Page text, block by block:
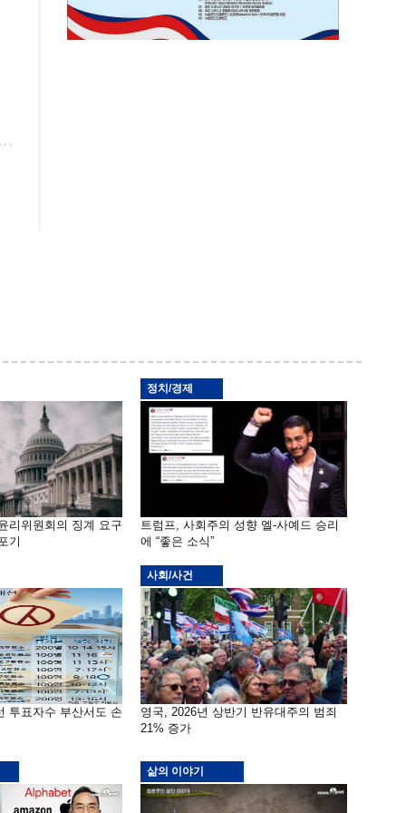
리위원회의 징계 요구
기
정치/경제
트럼프, 사회주의 성향 엘-사예드 승리
에 “좋은 소식”
투표자수 부산서도 손
사회/사건
영국, 2026년 상반기 반유대주의 범죄
21% 증가
삶의 이야기